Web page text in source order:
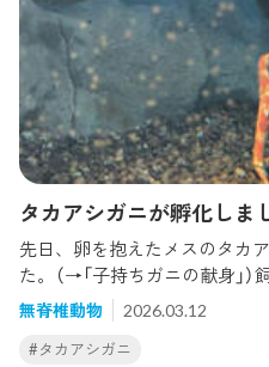
たこともあり、多くのメガロ
います。この先、さらに脱皮
きます。無事に稚ガニまでた
寧に観察と飼育を続けていき
タカアシガニが孵化しま
先日、卵を抱えたメスのタカ
た。（→「子持ちガニの献身」
察しながら赤ちゃんが産まれ
た。そして今月上旬...無事に
界最大のカニも産まれたとき
無脊椎動物 2026.03.12
#タカアシガニ